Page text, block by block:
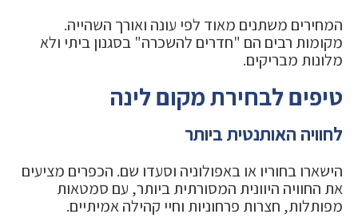
המחירים משתנים מאוד לפי עונה ואורך השהייה.
מקומות רבים הם "חדרים להשכרה" בסגנון ביתי ולא
מלונות מבריקים.
טיפים לבחירת מקום לינה
לחוויה האותנטית ביותר
הישארו בחוריו או באפולוניה וסעדו שם. הכפרים מציעים
את החוויה היוונית המסורתית ביותר, עם סמטאות
מפותלות, חצרות פרחוניות וחיי קהילה אמיתיים.